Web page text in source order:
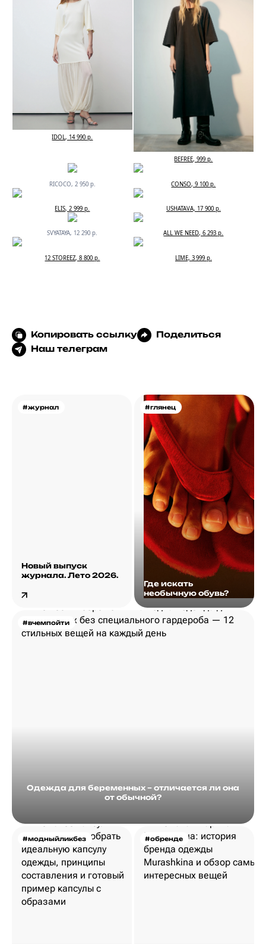
IDOL, 14 990 р.
BEFREE, 999 р.
RICOCO, 2 950 р. CONSO, 9 100 р.
ELIS, 2 999 р. USHATAVA, 17 900 р.
SVYATAYA, 12 290 р. ALL WE NEED, 6 293 р.
12 STOREEZ, 8 800 р. LIME, 3 999 р.
Копировать ссылку
Поделиться
Наш телеграм
#журнал
Новый выпуск
журнала. Лето 2026.
#глянец
Где искать
необычную обувь?
#вчемпойти
Одежда для беременных – отличается ли она
от обычной?
#модныйликбез #обренде